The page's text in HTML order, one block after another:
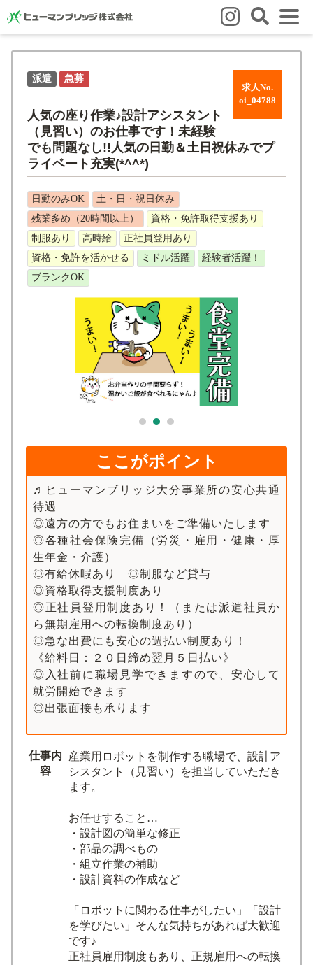
はじめての方
はじめての方 いろいろな働き方 Q&A
就業までの流れ HBのイイネ！
スタッフの方
人材育成 福利厚生 お悩み相談窓口
お友だち紹介キャンペーン
会社概要
会社概要 事業所のご案内
ブログ
求人No.
oi_04788
派遣 急募
人気の座り作業♪設計アシスタント
（見習い）のお仕事です！未経験
でも問題なし!!人気の日勤＆土日祝休みでプ
ライベート充実(*^^*)
日勤のみOK
土・日・祝日休み
残業多め（20時間以上）
資格・免許取得支援あり
制服あり
高時給
正社員登用あり
資格・免許を活かせる
ミドル活躍
経験者活躍！
ブランクOK
ここがポイント
♬ヒューマンブリッジ大分事業所の安心共通
待遇
◎遠方の方でもお住まいをご準備いたします
◎各種社会保険完備（労災・雇用・健康・厚
生年金・介護）
◎有給休暇あり ◎制服など貸与
◎資格取得支援制度あり
◎正社員登用制度あり！（または派遣社員か
ら無期雇用への転換制度あり）
◎急な出費にも安心の週払い制度あり！
《給料日：２０日締め翌月５日払い》
◎入社前に職場見学できますので、安心して
就労開始できます
◎出張面接も承ります
仕事内
容
産業用ロボットを制作する職場で、設計ア
シスタント（見習い）を担当していただき
ます。
お任せすること…
・設計図の簡単な修正
・部品の調べもの
・組立作業の補助
・設計資料の作成など
「ロボットに関わる仕事がしたい」「設計
を学びたい」そんな気持ちがあれば大歓迎
です♪
正社員雇用制度もあり、正規雇用への転換